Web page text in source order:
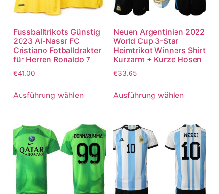
Fussballtrikots Günstig
2023 Al-Nassr FC
Cristiano Fotballdrakter
für Herren Ronaldo 7
€41.00
Ausführung wählen
Neuen Argentinien 2022
World Cup 3-Star
Heimtrikot Winners Shirt
Kurzarm + Kurze Hosen
€33.65
Ausführung wählen